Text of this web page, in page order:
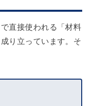
直接使われる「材料
り立っています。そ